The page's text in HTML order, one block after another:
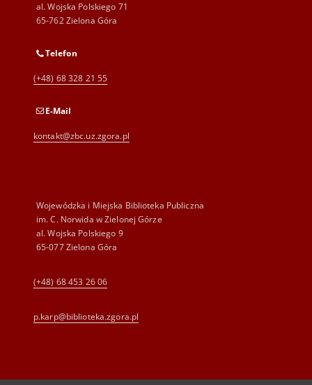
al. Wojska Polskiego 71
65-762 Zielona Góra
Telefon
(+48) 68 328 21 55
E-Mail
kontakt@zbc.uz.zgora.pl
Wojewódzka i Miejska Biblioteka Publiczna
im. C. Norwida w Zielonej Górze
al. Wojska Polskiego 9
65-077 Zielona Góra
(+48) 68 453 26 06
p.karp@biblioteka.zgora.pl